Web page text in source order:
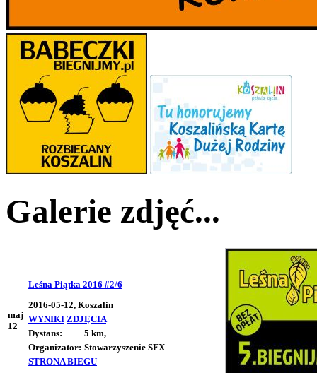
Galerie zdjęć...
maj
12
Leśna Piątka 2016 #2/6
2016-05-12, Koszalin
WYNIKI ZDJĘCIA
Dystans:
5 km,
Organizator: Stowarzyszenie SFX
STRONA BIEGU